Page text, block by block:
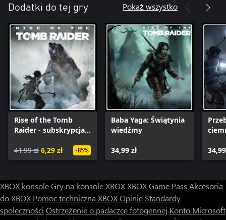
Dodatki do tej gry Pokaż wszystko
Rise of the Tomb
Raider - subskrypcja
41,99 zł 6,29 zł -85%
Baba Yaga: Świątynia
wiedźmy
34,99 zł
XBOX konsoleGry na konsole XBOXXBOX Game Pass Akcesoria
do XBOX Pomoc techniczna XBOXOpinie Standardy
społeczności Ostrzeżenie o padaczce fotogennej Konto Microsoft